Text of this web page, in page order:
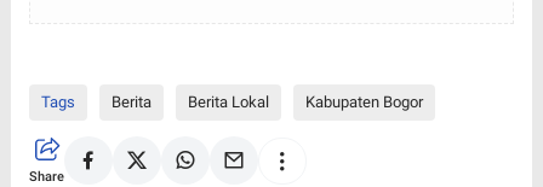
Tags Berita Berita Lokal Kabupaten Bogor
Share